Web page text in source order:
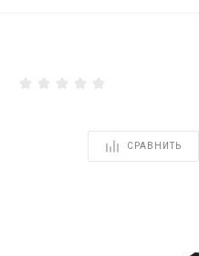
СРАВНИТЬ